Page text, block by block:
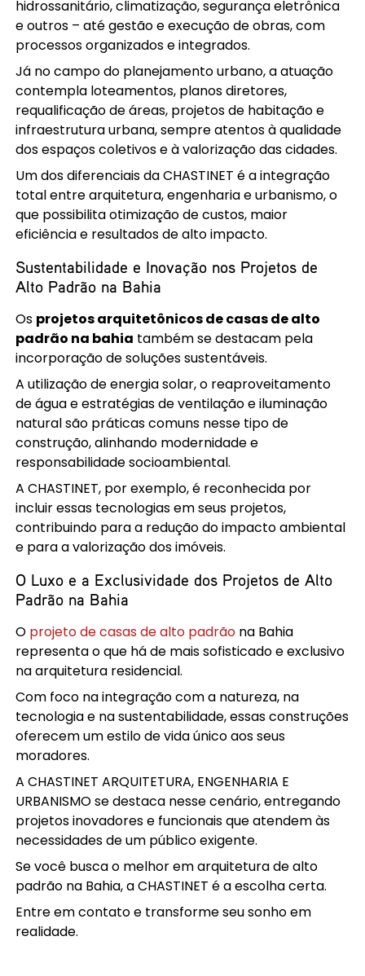
hidrossanitário, climatização, segurança eletrônica
e outros – até gestão e execução de obras, com
processos organizados e integrados.
Já no campo do planejamento urbano, a atuação
contempla loteamentos, planos diretores,
requalificação de áreas, projetos de habitação e
infraestrutura urbana, sempre atentos à qualidade
dos espaços coletivos e à valorização das cidades.
Um dos diferenciais da CHASTINET é a integração
total entre arquitetura, engenharia e urbanismo, o
que possibilita otimização de custos, maior
eficiência e resultados de alto impacto.
Sustentabilidade e Inovação nos Projetos de
Alto Padrão na Bahia
Os projetos arquitetônicos de casas de alto
padrão na bahia também se destacam pela
incorporação de soluções sustentáveis.
A utilização de energia solar, o reaproveitamento
de água e estratégias de ventilação e iluminação
natural são práticas comuns nesse tipo de
construção, alinhando modernidade e
responsabilidade socioambiental.
A CHASTINET, por exemplo, é reconhecida por
incluir essas tecnologias em seus projetos,
contribuindo para a redução do impacto ambiental
e para a valorização dos imóveis.
O Luxo e a Exclusividade dos Projetos de Alto
Padrão na Bahia
O projeto de casas de alto padrão na Bahia
representa o que há de mais sofisticado e exclusivo
na arquitetura residencial.
Com foco na integração com a natureza, na
tecnologia e na sustentabilidade, essas construções
oferecem um estilo de vida único aos seus
moradores.
A CHASTINET ARQUITETURA, ENGENHARIA E
URBANISMO se destaca nesse cenário, entregando
projetos inovadores e funcionais que atendem às
necessidades de um público exigente.
Se você busca o melhor em arquitetura de alto
padrão na Bahia, a CHASTINET é a escolha certa.
Entre em contato e transforme seu sonho em
realidade.